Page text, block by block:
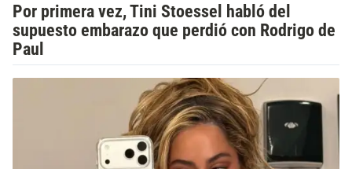
Por primera vez, Tini Stoessel habló del
supuesto embarazo que perdió con Rodrigo de
Paul